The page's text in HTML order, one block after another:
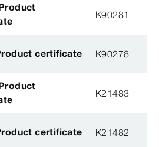
K90281
certificate K90278
K21483
certificate K21482